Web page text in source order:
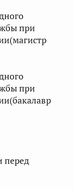
при
при
перед